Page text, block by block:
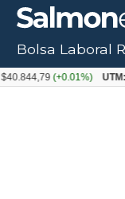
Bolsa Laboral
(+0.01%) UTM: